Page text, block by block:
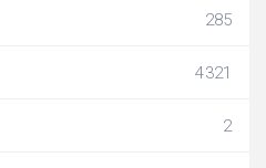
285
4321
2